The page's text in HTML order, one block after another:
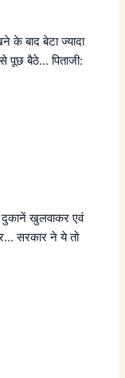
के बाद बेटा ज्यादा
पूछ बैठे… पिताजी:
दुकानें खुलवाकर एवं
सरकार ने ये तो